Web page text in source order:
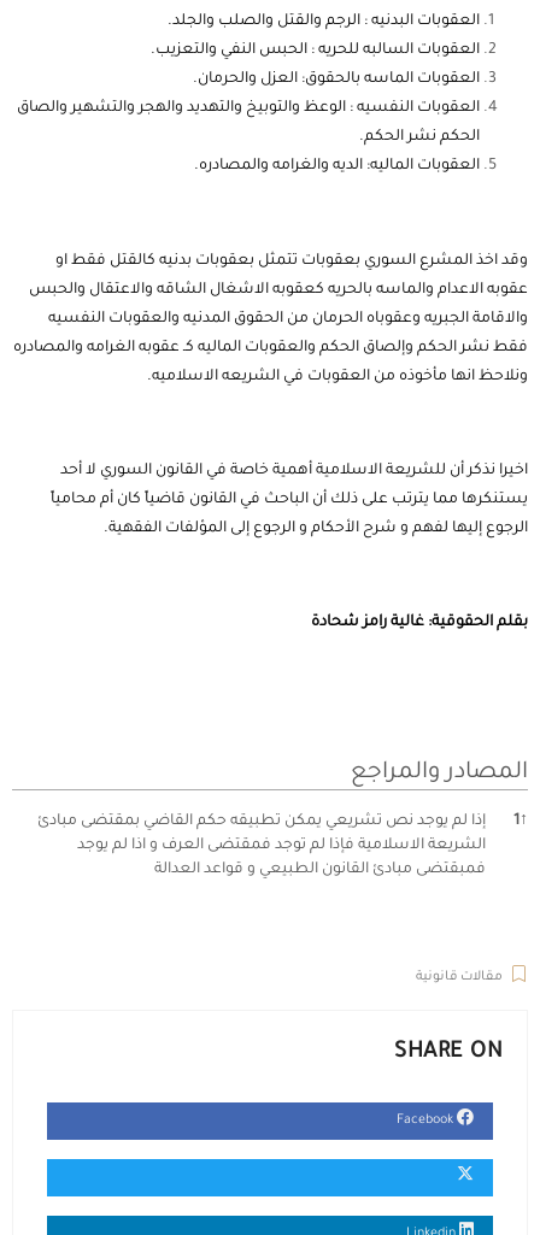
العقوبات البدنيه : الرجم والقتل والصلب والجلد.
العقوبات السالبه للحريه : الحبس النفي والتعزيب.
العقوبات الماسه بالحقوق: العزل والحرمان.
العقوبات النفسيه : الوعظ والتوبيخ والتهديد والهجر والتشهير والصاق
الحكم نشر الحكم.
العقوبات الماليه: الديه والغرامه والمصادره.
وقد اخذ المشرع السوري بعقوبات تتمثل بعقوبات بدنيه كالقتل فقط او
عقوبه الاعدام والماسه بالحريه كعقوبه الاشغال الشاقه والاعتقال والحبس
والاقامة الجبريه وعقوباه الحرمان من الحقوق المدنيه والعقوبات النفسيه
فقط نشر الحكم وإلصاق الحكم والعقوبات الماليه كـ عقوبه الغرامه والمصادره
ونلاحظ انها مأخوذه من العقوبات في الشريعه الاسلاميه.
اخيرا نذكر أن للشريعة الاسلامية أهمية خاصة في القانون السوري لا أحد
يستنكرها مما يترتب على ذلك أن الباحث في القانون قاضياً كان أم محامياً
الرجوع إليها لفهم و شرح الأحكام و الرجوع إلى المؤلفات الفقهية.
بقلم الحقوقية: غالية رامز شحادة
المصادر والمراجع
↑
1
إذا لم يوجد نص تشريعي يمكن تطبيقه حكم القاضي بمقتضى مبادئ
الشريعة الاسلامية فإذا لم توجد فمقتضى العرف و اذا لم يوجد
فمبقتضى مبادئ القانون الطبيعي و قواعد العدالة
مقالات قانونية
SHARE ON